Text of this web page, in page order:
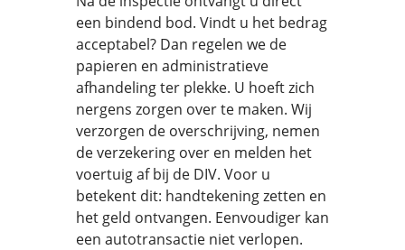
een bindend bod. Vindt u het bedrag
acceptabel? Dan regelen we de
papieren en administratieve
afhandeling ter plekke. U hoeft zich
nergens zorgen over te maken. Wij
verzorgen de overschrijving, nemen
de verzekering over en melden het
voertuig af bij de DIV. Voor u
betekent dit: handtekening zetten en
het geld ontvangen. Eenvoudiger kan
een autotransactie niet verlopen.